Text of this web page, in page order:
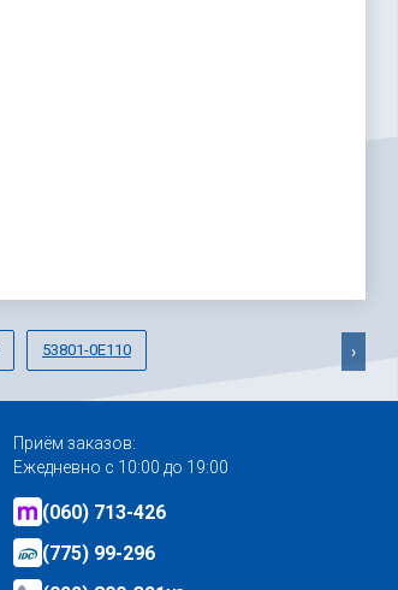
53801-0E110 ›
Приём заказов:
Ежедневно с 10:00 до 19:00
(060) 713-426
(775) 99-296